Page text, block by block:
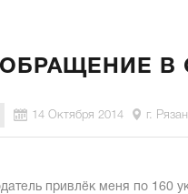
14 Октября 2014 г.
привлёк меня по 160